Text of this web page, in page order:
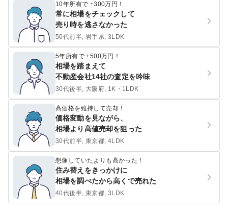
10年所有で +300万円！
常に相場をチェックして
売り時を逃さなかった
50代前半, 岩手県, 3LDK
5年所有で +500万円！
相場を踏まえて
不動産会社14社の査定を吟味
30代後半, 大阪府, 1K・1LDK
高価格を維持して売却！
価格変動を見ながら、
相場より高値売却を狙った
30代前半, 東京都, 4LDK
想像していたよりも高かった！
住み替えをきっかけに
相場を調べたから高くで売れた
40代後半, 東京都, 3LDK